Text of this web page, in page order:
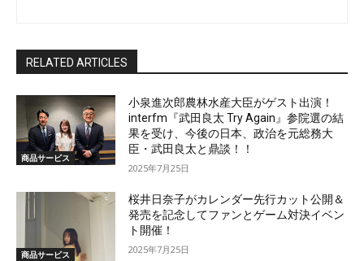
RELATED ARTICLES
商品サービス
小泉進次郎農林水産大臣がゲスト出演！
interfm『武田良太 Try Again』参院選の結
果を受け、今後の日本、政治を元総務大
臣・武田良太と鼎談！！
2025年7月25日
商品サービス
桜井日奈子がカレンダー先行カット公開＆
発売を記念してファンとゲーム対決イベン
ト開催！
2025年7月25日